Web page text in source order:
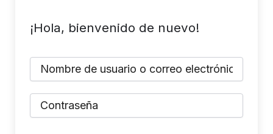
¡Hola, bienvenido de nuevo!